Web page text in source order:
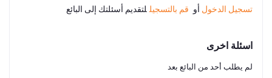
تسجيل الدخول أو قم بالتسجيل لتقديم أسئلتك إلى البائع
اسئلة اخرى
لم يطلب أحد من البائع بعد